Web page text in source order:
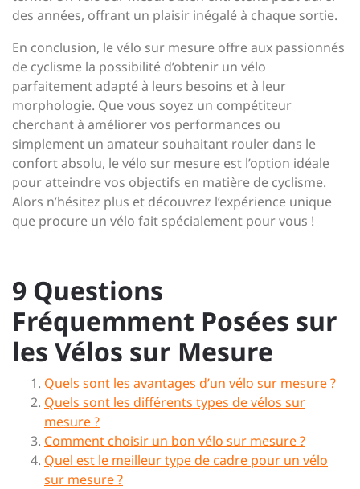
des années, offrant un plaisir inégalé à chaque sortie.
En conclusion, le vélo sur mesure offre aux passionnés
de cyclisme la possibilité d’obtenir un vélo
parfaitement adapté à leurs besoins et à leur
morphologie. Que vous soyez un compétiteur
cherchant à améliorer vos performances ou
simplement un amateur souhaitant rouler dans le
confort absolu, le vélo sur mesure est l’option idéale
pour atteindre vos objectifs en matière de cyclisme.
Alors n’hésitez plus et découvrez l’expérience unique
que procure un vélo fait spécialement pour vous !
9 Questions
Fréquemment Posées sur
les Vélos sur Mesure
Quels sont les avantages d’un vélo sur mesure ?
Quels sont les différents types de vélos sur
mesure ?
Comment choisir un bon vélo sur mesure ?
Quel est le meilleur type de cadre pour un vélo
sur mesure ?